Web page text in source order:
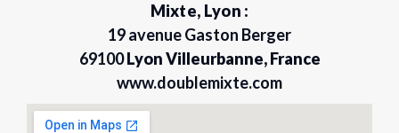
Mixte, Lyon :
19 avenue Gaston Berger
69100Lyon Villeurbanne, France
www.doublemixte.com